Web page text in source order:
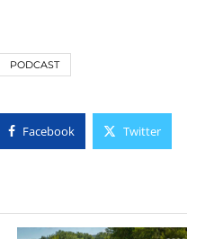
PODCAST
Facebook Twitter